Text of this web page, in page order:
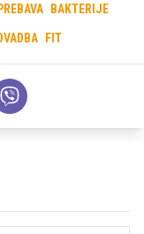
BAKTERIJE
FIT